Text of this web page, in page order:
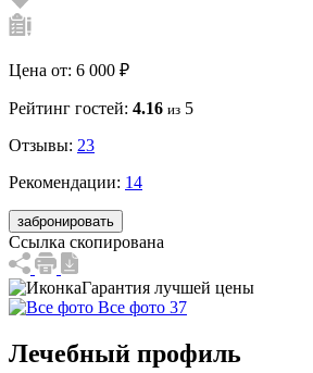
Цена от: 6 000 ₽
Рейтинг гостей: 4.16 из 5
Отзывы: 23
Рекомендации: 14
забронировать
Ссылка скопирована
Гарантия лучшей цены
Все фото 37
Лечебный профиль